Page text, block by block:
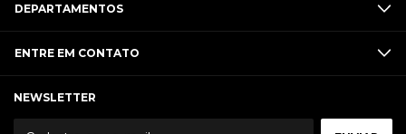
DEPARTAMENTOS
ENTRE EM CONTATO
NEWSLETTER